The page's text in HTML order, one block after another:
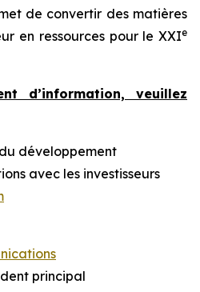
de convertir des matières
en ressources pour le XXIe
d’information, veuillez
développement
avec les investisseurs
principal